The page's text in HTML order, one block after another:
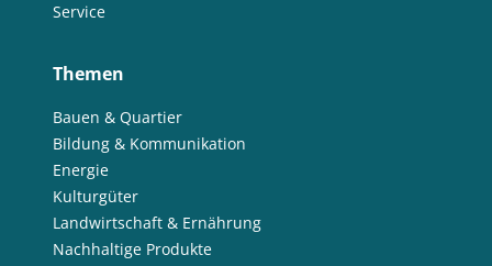
Service
Themen
Bauen & Quartier
Bildung & Kommunikation
Energie
Kulturgüter
Landwirtschaft & Ernährung
Nachhaltige Produkte